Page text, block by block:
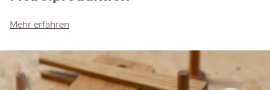
Mehr erfahren